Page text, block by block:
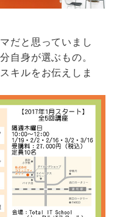
だと思っていまし
自身が選ぶもの。
キルをお伝えしま